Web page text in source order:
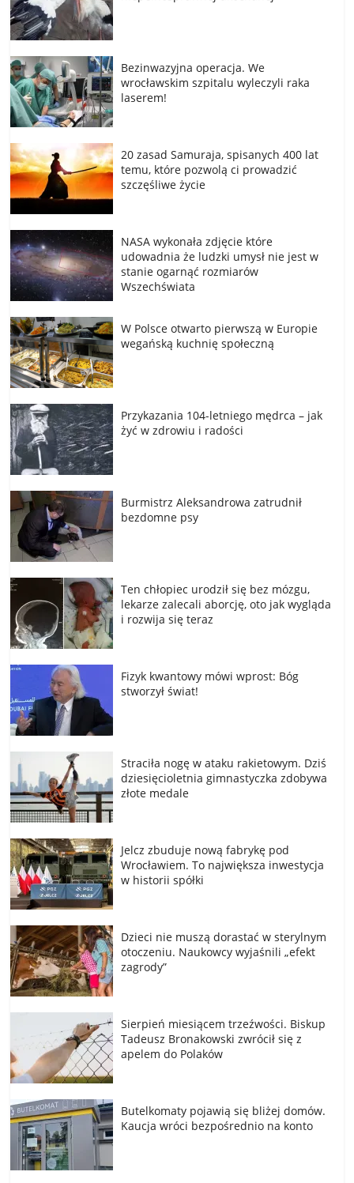
Bezinwazyjna operacja. We
wrocławskim szpitalu wyleczyli raka
laserem!
20 zasad Samuraja, spisanych 400 lat
temu, które pozwolą ci prowadzić
szczęśliwe życie
NASA wykonała zdjęcie które
udowadnia że ludzki umysł nie jest w
stanie ogarnąć rozmiarów
Wszechświata
W Polsce otwarto pierwszą w Europie
wegańską kuchnię społeczną
Przykazania 104-letniego mędrca – jak
żyć w zdrowiu i radości
Burmistrz Aleksandrowa zatrudnił
bezdomne psy
Ten chłopiec urodził się bez mózgu,
lekarze zalecali aborcję, oto jak wygląda
i rozwija się teraz
Fizyk kwantowy mówi wprost: Bóg
stworzył świat!
Straciła nogę w ataku rakietowym. Dziś
dziesięcioletnia gimnastyczka zdobywa
złote medale
Jelcz zbuduje nową fabrykę pod
Wrocławiem. To największa inwestycja
w historii spółki
Dzieci nie muszą dorastać w sterylnym
otoczeniu. Naukowcy wyjaśnili „efekt
zagrody”
Sierpień miesiącem trzeźwości. Biskup
Tadeusz Bronakowski zwrócił się z
apelem do Polaków
Butelkomaty pojawią się bliżej domów.
Kaucja wróci bezpośrednio na konto